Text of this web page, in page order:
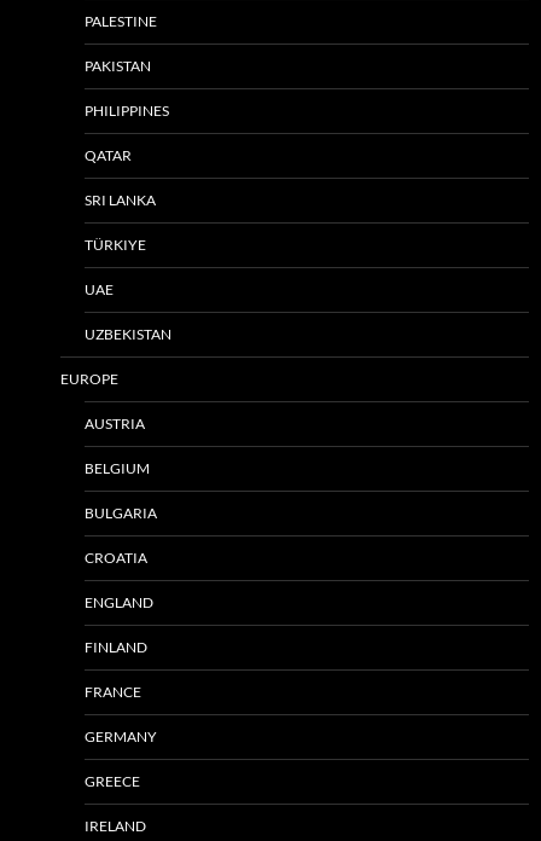
PALESTINE
PAKISTAN
PHILIPPINES
QATAR
SRI LANKA
TÜRKIYE
UAE
UZBEKISTAN
EUROPE
AUSTRIA
BELGIUM
BULGARIA
CROATIA
ENGLAND
FINLAND
FRANCE
GERMANY
GREECE
IRELAND